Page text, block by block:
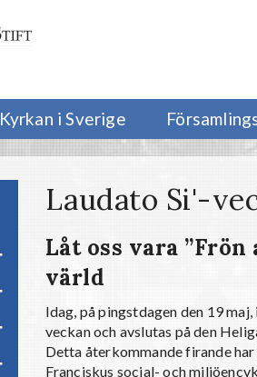
Kyrkan i Sverige
Laudato Si'-
Låt oss vara
värld
Idag, på pingstdagen den 19 maj,
veckan och avslutas på den
Detta återkommande firande har
Franciskus social- och